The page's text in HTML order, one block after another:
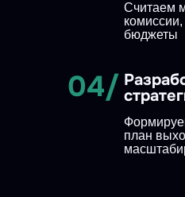
Считаем
бюджеты
04/
план